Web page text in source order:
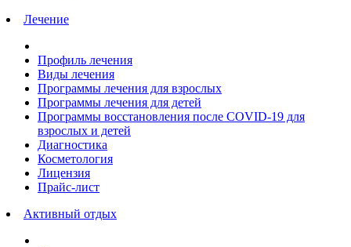
Лечение
Профиль лечения
Виды лечения
Программы лечения для взрослых
Программы лечения для детей
Программы восстановления после COVID-19 для
взрослых и детей
Диагностика
Косметология
Лицензия
Прайс-лист
Активный отдых